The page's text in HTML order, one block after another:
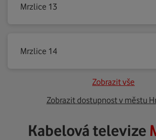
Mrzlice 13
Mrzlice 14
Zobrazit vše
Zobrazit dostupnost v městu
Kabelová televize